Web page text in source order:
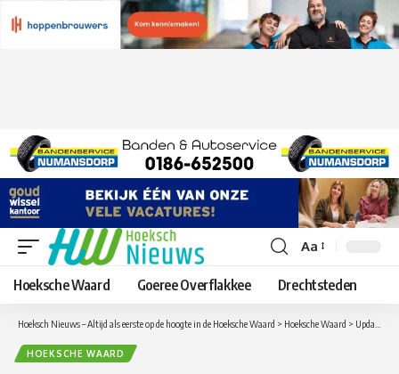
Lettergrootte
aanpassen
Aa
Hoeksche Waard Goeree Overflakkee Drechtsteden
Hoeksch Nieuws – Altijd als eerste op de hoogte in de Hoeksche Waard > Hoeksche Waard > Update Coronavirus cijfers in de Hoeksche Waard van zondag 27 maart
HOEKSCHE WAARD